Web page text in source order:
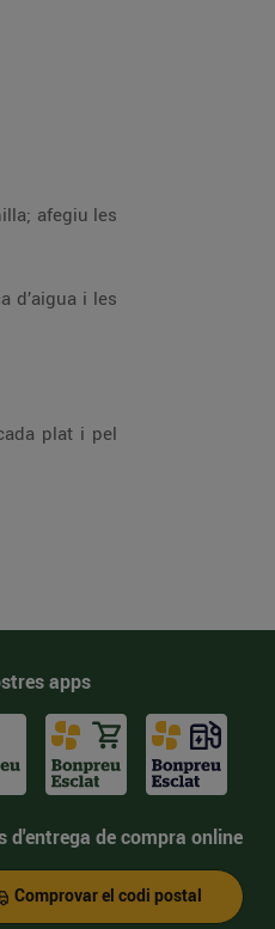
apps
d'entrega de compra online
Comprovar el codi postal